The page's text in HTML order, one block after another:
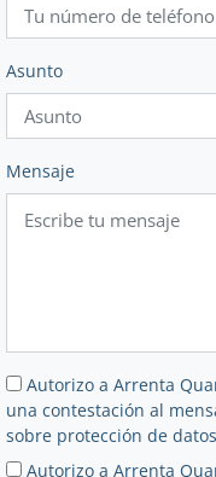
Asunto
Mensaje
Autorizo a Arrenta
una contestación al
sobre protección de
Autorizo a Arrenta